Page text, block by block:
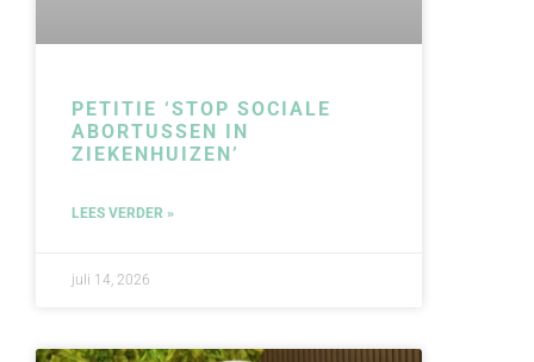
PETITIE ‘STOP SOCIALE
ABORTUSSEN IN
ZIEKENHUIZEN’
LEES VERDER »
juli 14, 2026